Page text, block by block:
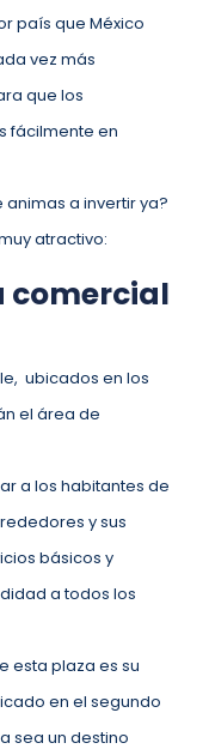
país que México
vez más
que los
fácilmente en
a invertir ya?
atractivo:
comercial
ubicados en los
el área de
a los habitantes de
y sus
básicos y
a todos los
esta plaza es su
en el segundo
sea un destino